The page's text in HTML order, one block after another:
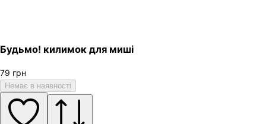
Будьмо! килимок для миші
79 грн
Немає в наявності